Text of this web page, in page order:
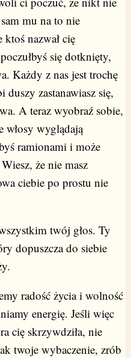
mu na to nie
nazwał cię
się dotknięty,
Każdy z nas jest trochę
duszy zastanawiasz się,
A teraz wyobraź sobie,
włosy wyglądają
ramionami i może
że nie masz
ciebie po prostu nie
twój głos. Ty
dopuszcza do siebie
radość życia i wolność
energię. Jeśli więc
cię skrzywdziła, nie
twoje wybaczenie, zrób